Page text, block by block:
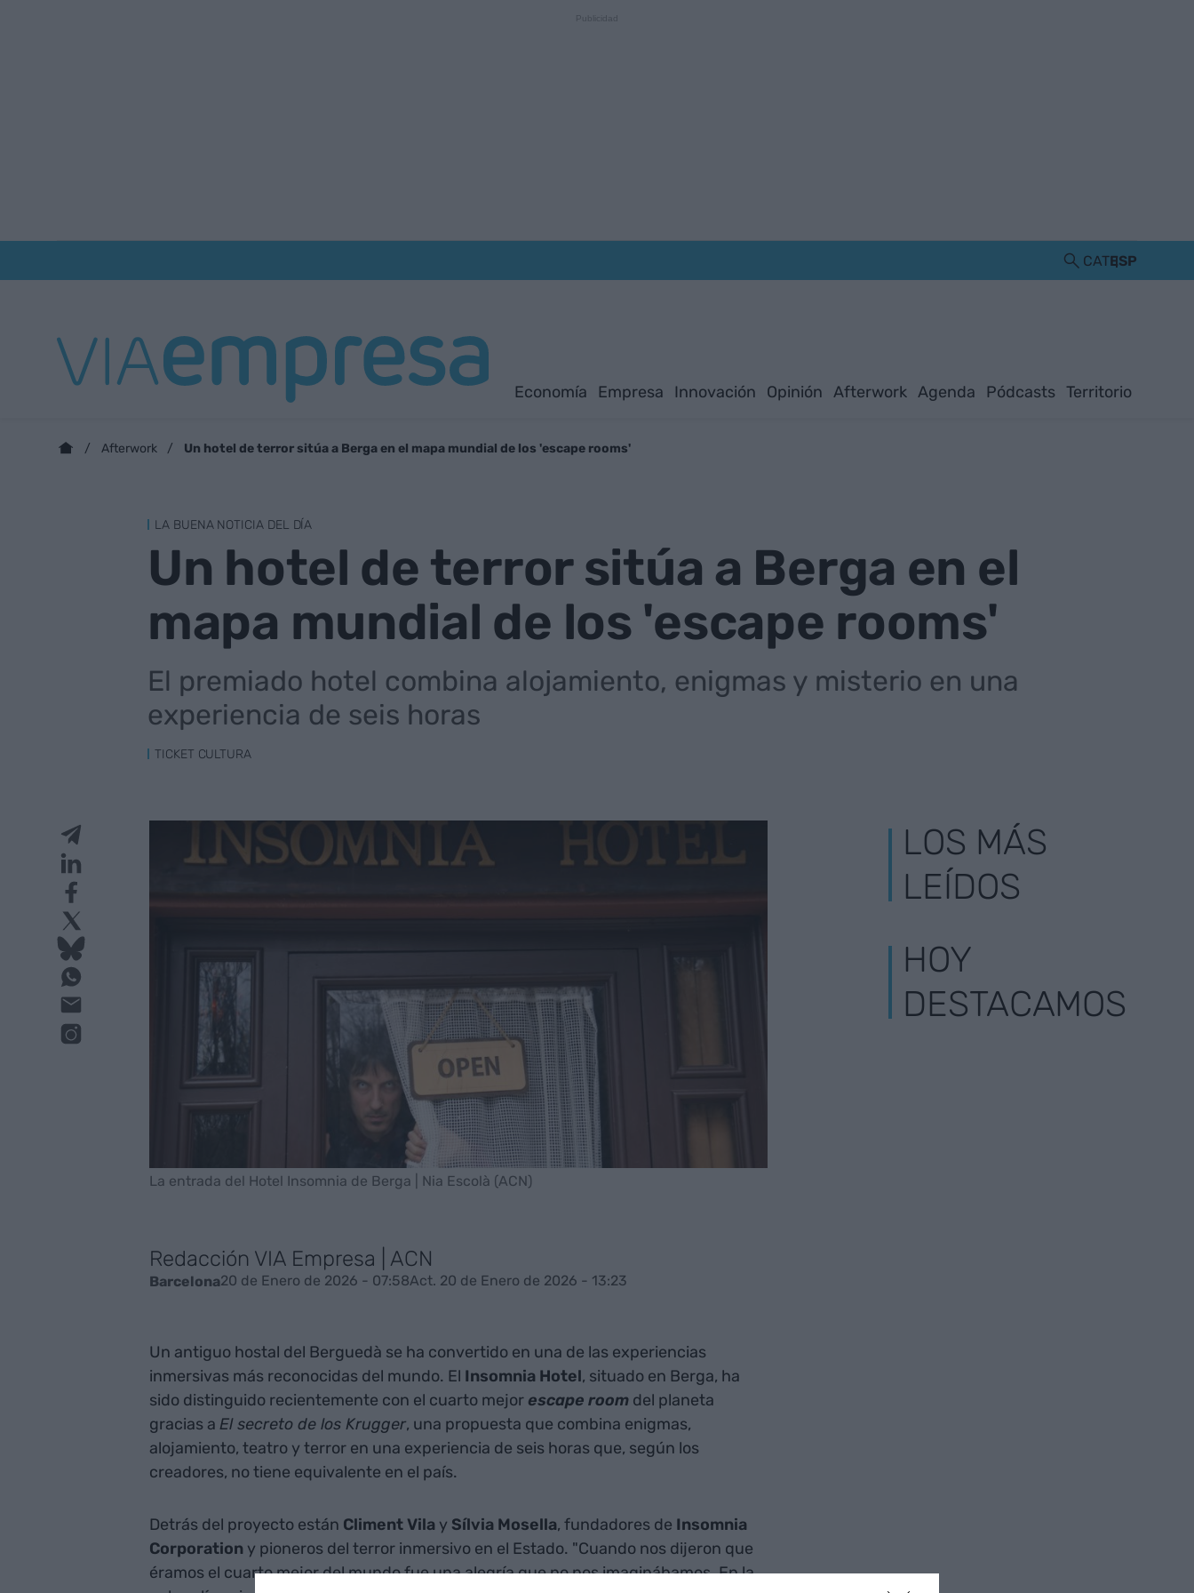
CATESP
Economía Empresa Innovación Opinión Afterwork Agenda Pódcasts Territorio
Afterwork Un hotel de terror sitúa a Berga en el mapa mundial de los 'escape rooms'
LA BUENA NOTICIA DEL DÍA
Un hotel de terror sitúa a Berga en el
mapa mundial de los 'escape rooms'
El premiado hotel combina alojamiento, enigmas y misterio en una
experiencia de seis horas
TICKET CULTURA
La entrada del Hotel Insomnia de Berga | Nia Escolà (ACN)
Redacción VIA Empresa | ACN
Barcelona20 de Enero de 2026 - 07:58Act. 20 de Enero de 2026 - 13:23
Un antiguo hostal del Berguedà se ha convertido en una de las experiencias
inmersivas más reconocidas del mundo. El Insomnia Hotel, situado en Berga, ha
sido distinguido recientemente con el cuarto mejor escape roomdel planeta
gracias a El secreto de los Krugger, una propuesta que combina enigmas,
alojamiento, teatro y terror en una experiencia de seis horas que, según los
creadores, no tiene equivalente en el país.
Detrás del proyecto están Climent Vilay Sílvia Mosella, fundadores de Insomnia
Corporation y pioneros del terror inmersivo en el Estado. "Cuando nos dijeron que
éramos el cuarto mejor del mundo fue una alegría que no nos imaginábamos. En la
LOS MÁS
LEÍDOS
HOY
DESTACAMOS